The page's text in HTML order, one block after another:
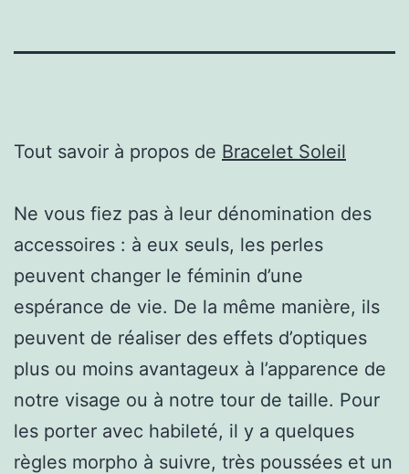
Tout savoir à propos de Bracelet Soleil
Ne vous fiez pas à leur dénomination des
accessoires : à eux seuls, les perles
peuvent changer le féminin d’une
espérance de vie. De la même manière, ils
peuvent de réaliser des effets d’optiques
plus ou moins avantageux à l’apparence de
notre visage ou à notre tour de taille. Pour
les porter avec habileté, il y a quelques
règles morpho à suivre, très poussées et un